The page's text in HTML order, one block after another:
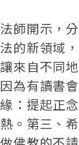
師開示，
的新領域
來自不同
為有讀書
：提起正
。第三、